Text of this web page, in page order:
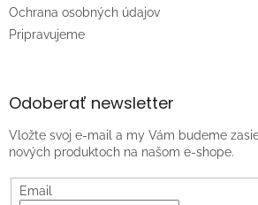
Ochrana osobných údajov
Pripravujeme
Odoberať newsletter
Vložte svoj e-mail a my Vám budeme
nových produktoch na našom e-shope.
Email